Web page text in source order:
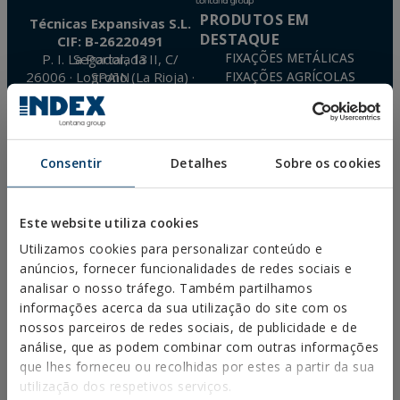
Consentir Detalhes Sobre os cookies
Este website utiliza cookies
Utilizamos cookies para personalizar conteúdo e
anúncios, fornecer funcionalidades de redes sociais e
analisar o nosso tráfego. Também partilhamos
informações acerca da sua utilização do site com os
nossos parceiros de redes sociais, de publicidade e de
análise, que as podem combinar com outras informações
que lhes forneceu ou recolhidas por estes a partir da sua
utilização dos respetivos serviços.
Técnicas Expansivas S.L.
CIF: B-26220491
P. I. La Portalada II, C/ Segador, 13
26006 · Logroño (La Rioja) · SPAIN
info@indexfix.com
(+34) 941 272 131
VER MAPA
PRODUTOS EM
DESTAQUE
FIXAÇÕES METÁLICAS
FIXAÇÕES AGRÍCOLAS
FIXAÇÃO A GÁS
SOLARES
PARAFUSOS PARA MADEIRA
COLOCADAS
TRANSFERÊNCIAS
CATÁLOGOS
FICHAS TÉCNICAS